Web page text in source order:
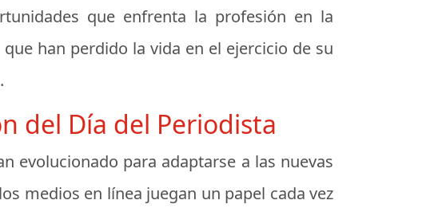
que enfrenta la profesión en la
han perdido la vida en el ejercicio de su
del Día del Periodista
evolucionado para adaptarse a las nuevas
medios en línea juegan un papel cada vez